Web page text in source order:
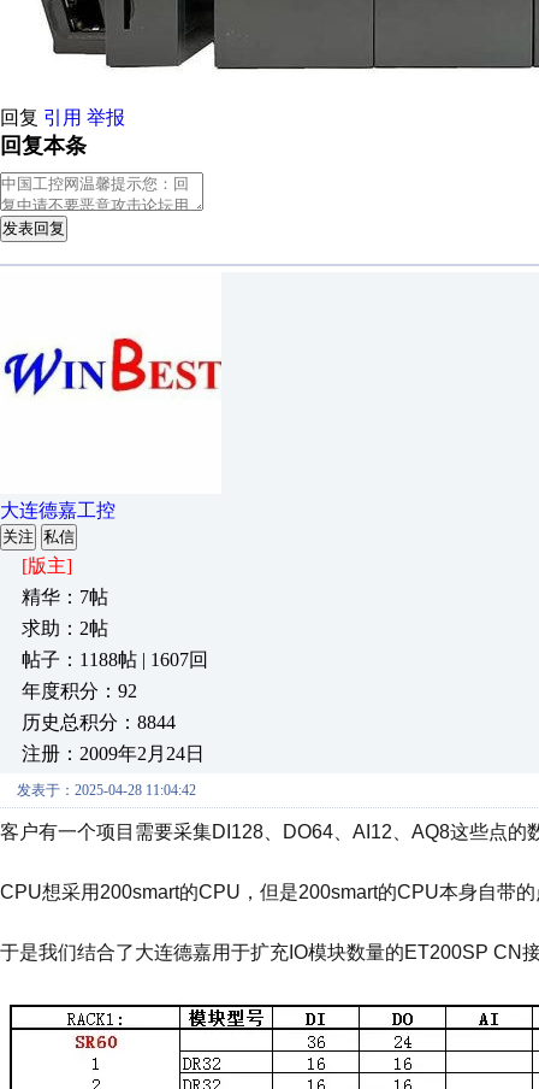
回复 引用 举报
回复本条
发表回复
大连德嘉工控
关注 私信
[版主]
精华：7帖
求助：2帖
帖子：1188帖 | 1607回
年度积分：92
历史总积分：8844
注册：2009年2月24日
发表于：2025-04-28 11:04:42
客户有一个项目需要采集DI128、DO64、AI12、AQ8这些点的
CPU想采用200smart的CPU，但是200smart的CPU本身自带
于是我们结合了大连德嘉用于扩充IO模块数量的ET200SP CN